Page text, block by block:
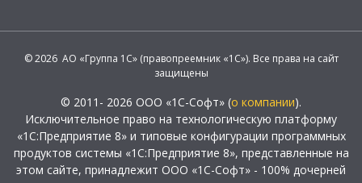
© 2026 АО «Группа 1С» (правопреемник «1С»). Все права на сайт
защищены
© 2011- 2026 ООО «1С-Софт» (о компании).
Исключительное право на технологическую платформу
«1С:Предприятие 8» и типовые конфигурации программных
продуктов системы «1С:Предприятие 8», представленные на
этом сайте, принадлежит ООО «1С-Софт» - 100% дочерней